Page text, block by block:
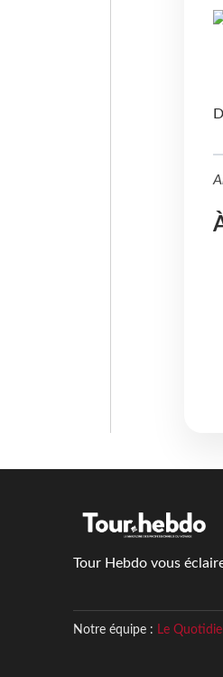
Tour Hebdo vous
Notre équipe : Le